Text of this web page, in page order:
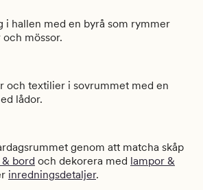
i hallen med en byrå som rymmer
och mössor.
och textilier i sovrummet med en
lådor.
genom att matcha skåp
bord och dekorera med lampor &
inredningsdetaljer.